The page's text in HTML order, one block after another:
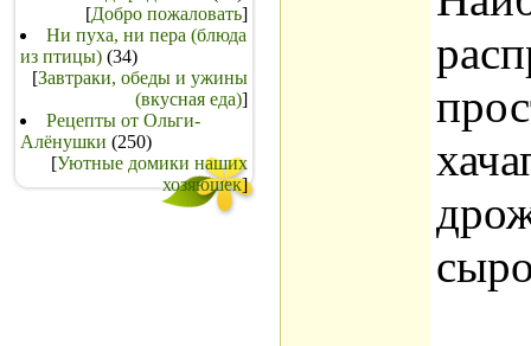
[Добро пожаловать]
Ни пуха, ни пера (блюда
из птицы) (34)
[Завтраки, обеды и ужины
(вкусная еда)]
Рецепты от Ольги-
Алёнушки (250)
[Уютные домики наших
хозяюшек]